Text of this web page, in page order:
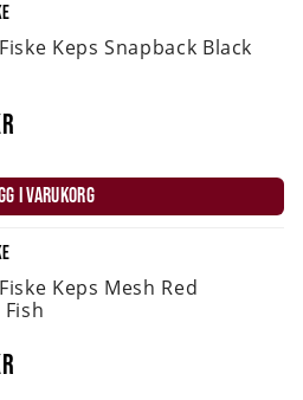
Keps Snapback Black
I VARUKORG
Keps Mesh Red